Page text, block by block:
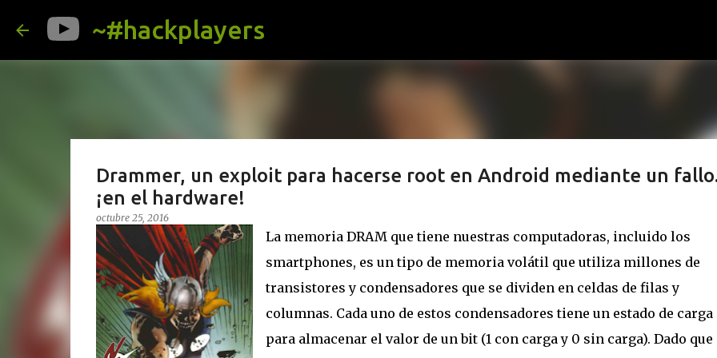
~#hackplayers
Drammer, un exploit para hacerse root en Android mediante un
¡en el hardware!
octubre 25, 2016
La memoria DRAM que tiene nuestras computadoras, incluido los
smartphones, es un tipo de memoria volátil que utiliza millones de
transistores y condensadores que se dividen en celdas de filas y
columnas. Cada uno de estos condensadores tiene un estado de carga
para almacenar el valor de un bit (1 con carga y 0 sin carga). Dado que